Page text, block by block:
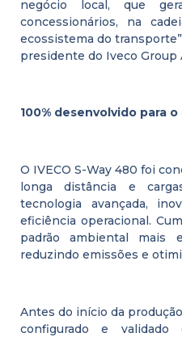
negócio local, que
concessionários, na
ecossistema do
presidente do Iveco Group
100% desenvolvido para
O IVECO S-Way 480 foi
longa distância e
tecnologia avançada,
eficiência operacional.
padrão ambiental mais
reduzindo emissões e
Antes do início da
configurado e validado